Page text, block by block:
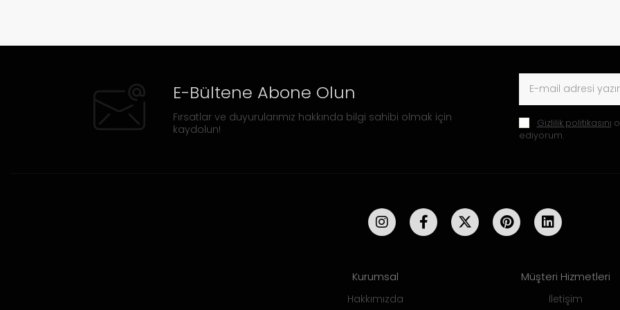
E-Bültene Abone Olun
Fırsatlar ve duyurularımız hakkında bilgi sahibi olmak için
kaydolun!
Gizlilik politikasını
ediyorum.
Kurumsal
Hakkımızda
Müşteri Hizmetleri
İletişim